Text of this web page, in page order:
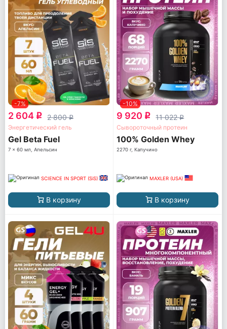
-7%
2 604 q 2 800q
Энергетический гель
Gel Beta Fuel
7 x 60 мл, Апельсин
SCIENCE IN SPORT (SiS)
В корзину
-10%
9 920 q 11 022q
Сывороточный протеин
100% Golden Whey
2270 г, Капучино
MAXLER (USA)
В корзину